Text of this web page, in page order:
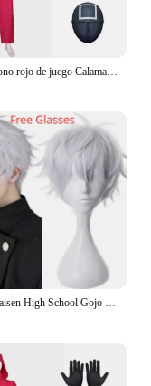
Nuevo mono rojo de juego Calamari, chándal de fiesta para Cosplay, accesorios, juego de rol, disfraz clásico de cinturón de TV coreano, conjunto de máscara completa
Jujutsu Kaisen High School Gojo Satoru disfraz de Cosplay para hombres y mujeres, camisa, pantalones, peluca, uniforme de Halloween, conjuntos completos